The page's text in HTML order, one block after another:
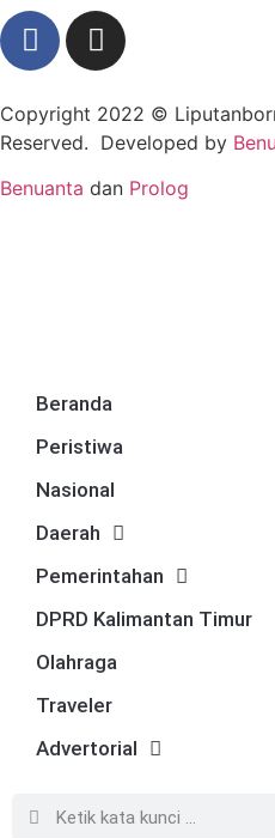
Copyright 2022 ©
Reserved. Developed by
Benuanta dan Prolog
Beranda
Peristiwa
Nasional
Daerah
Pemerintahan
DPRD Kalimantan Timur
Olahraga
Traveler
Advertorial